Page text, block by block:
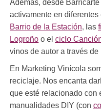
Además, desde
activamente en diferentes
Barrio de la Estación, las
Logroño o el ciclo
vinos de autor a través
En Marketing Vinícola
reciclaje. Nos encanta
que esté relacionado con
manualidades DIY (con